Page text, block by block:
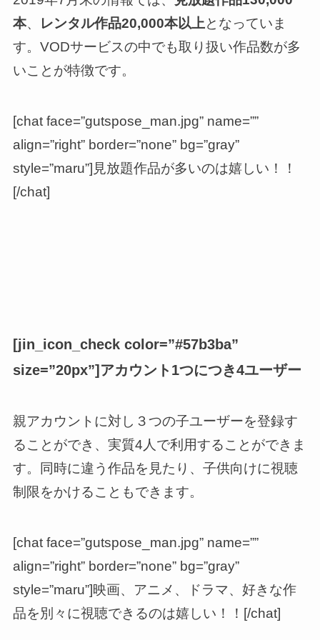
本、 レンタル作品20,000本以上となっていま
す。VODサービスの中でも取り扱い作品数が多
いことが特徴です。
[chat face=”gutspose_man.jpg” name=””
align=”right” border=”none” bg=”gray”
style=”maru”]見放題作品が多いのは嬉しい！！
[/chat]
[jin_icon_check color=”#57b3ba”
size=”20px”]アカウント1つにつき4ユーザー
親アカウントに対し３つの子ユーザーを登録す
ることができ、実質4人で利用することができま
す。同時に違う作品を見たり、子供向けに視聴
制限をかけることもできます。
[chat face=”gutspose_man.jpg” name=””
align=”right” border=”none” bg=”gray”
style=”maru”]映画、アニメ、ドラマ、好きな作
品を別々に視聴できるのは嬉しい！！[/chat]